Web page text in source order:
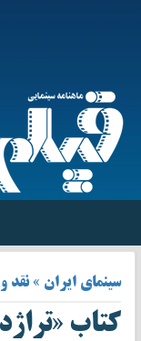
سینمای ایران » نقد
کتاب